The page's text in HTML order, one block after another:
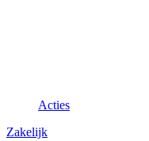
Acties
Zakelijk